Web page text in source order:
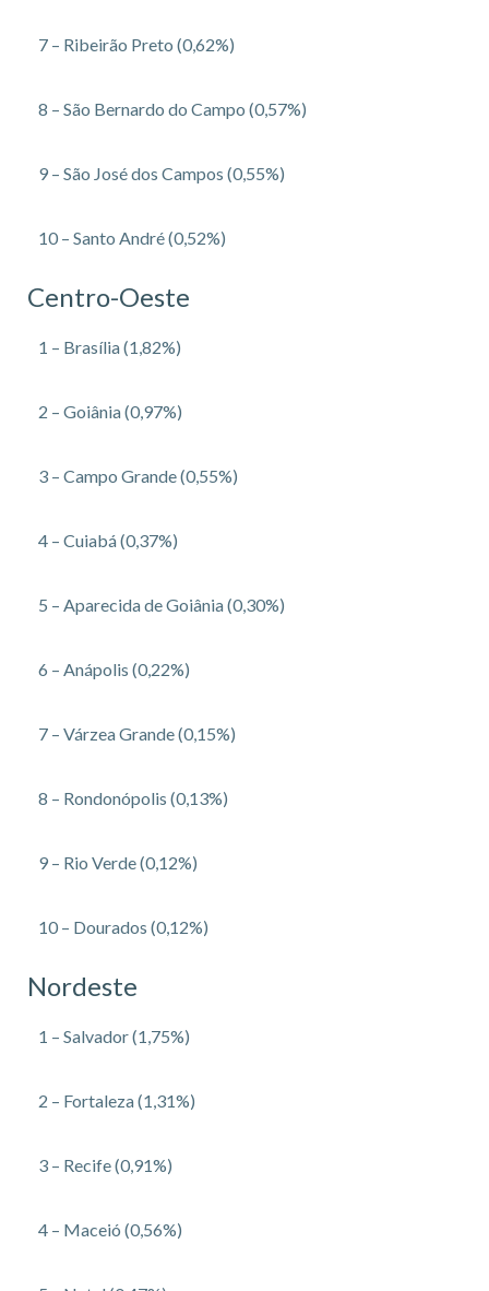
7 – Ribeirão Preto (0,62%)
8 – São Bernardo do Campo (0,57%)
9 – São José dos Campos (0,55%)
10 – Santo André (0,52%)
Centro-Oeste
1 – Brasília (1,82%)
2 – Goiânia (0,97%)
3 – Campo Grande (0,55%)
4 – Cuiabá (0,37%)
5 – Aparecida de Goiânia (0,30%)
6 – Anápolis (0,22%)
7 – Várzea Grande (0,15%)
8 – Rondonópolis (0,13%)
9 – Rio Verde (0,12%)
10 – Dourados (0,12%)
Nordeste
1 – Salvador (1,75%)
2 – Fortaleza (1,31%)
3 – Recife (0,91%)
4 – Maceió (0,56%)